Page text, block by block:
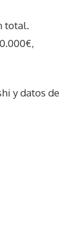
total.
y datos de